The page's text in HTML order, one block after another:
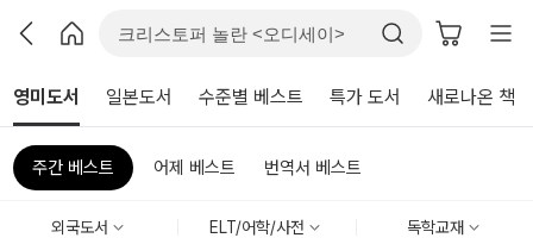
영미도서 일본도서 수준별 베스트 특가 도서 새로나온 책
주간 베스트 어제 베스트 번역서 베스트
외국도서 ELT/어학/사전 독학교재